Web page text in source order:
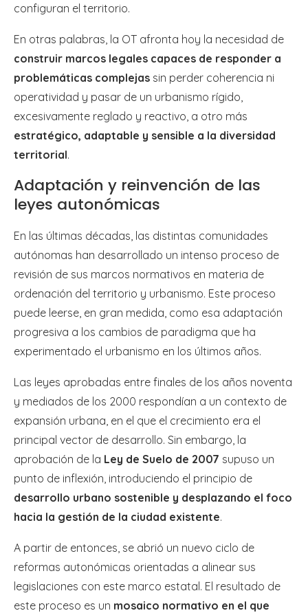
configuran el territorio.
En otras palabras, la OT afronta hoy la necesidad de
construir marcos legales capaces de responder a
problemáticas complejas sin perder coherencia ni
operatividad y pasar de un urbanismo rígido,
excesivamente reglado y reactivo, a otro más
estratégico, adaptable y sensible a la diversidad
territorial.
Adaptación y reinvención de las
leyes autonómicas
En las últimas décadas, las distintas comunidades
autónomas han desarrollado un intenso proceso de
revisión de sus marcos normativos en materia de
ordenación del territorio y urbanismo. Este proceso
puede leerse, en gran medida, como esa adaptación
progresiva a los cambios de paradigma que ha
experimentado el urbanismo en los últimos años.
Las leyes aprobadas entre finales de los años noventa
y mediados de los 2000 respondían a un contexto de
expansión urbana, en el que el crecimiento era el
principal vector de desarrollo. Sin embargo, la
aprobación de la Ley de Suelo de 2007 supuso un
punto de inflexión, introduciendo el principio de
desarrollo urbano sostenible y desplazando el foco
hacia la gestión de la ciudad existente.
A partir de entonces, se abrió un nuevo ciclo de
reformas autonómicas orientadas a alinear sus
legislaciones con este marco estatal. El resultado de
este proceso es un mosaico normativo en el que